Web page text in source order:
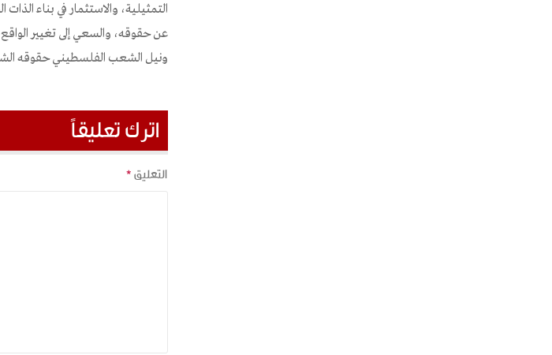
التمثيلية، والاستثمار في بناء
عن حقوقه، والسعي إلى تغيير الواقع
ونيل الشعب الفلسطيني حقوقه
اترك تعليقاً
التعليق*